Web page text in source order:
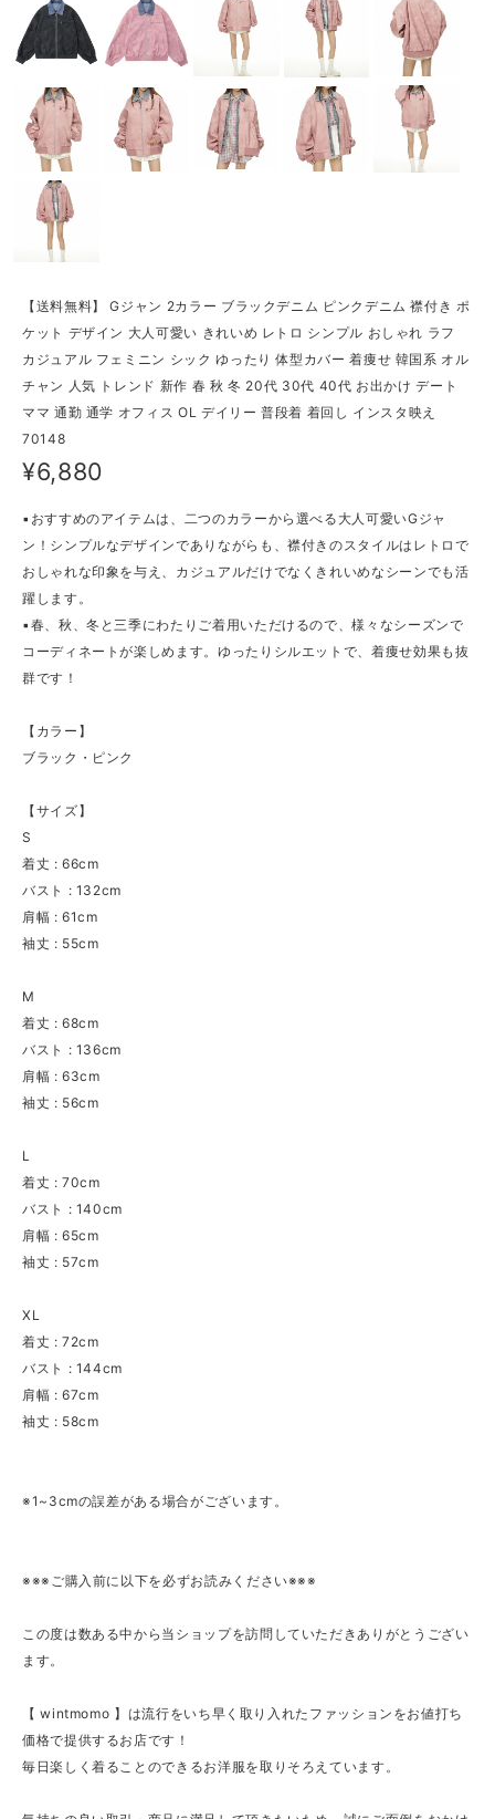
【送料無料】 Gジャン 2カラー ブラックデニム ピンクデニム 襟付き ポ
ケット デザイン 大人可愛い きれいめ レトロ シンプル おしゃれ ラフ
カジュアル フェミニン シック ゆったり 体型カバー 着痩せ 韓国系 オル
チャン 人気 トレンド 新作 春 秋 冬 20代 30代 40代 お出かけ デート
ママ 通勤 通学 オフィス OL デイリー 普段着 着回し インスタ映え
70148
¥6,880
▪おすすめのアイテムは、二つのカラーから選べる大人可愛いGジャ
ン！シンプルなデザインでありながらも、襟付きのスタイルはレトロで
おしゃれな印象を与え、カジュアルだけでなくきれいめなシーンでも活
躍します。
▪春、秋、冬と三季にわたりご着用いただけるので、様々なシーズンで
コーディネートが楽しめます。ゆったりシルエットで、着痩せ効果も抜
群です！
【カラー】
ブラック・ピンク
【サイズ】
S
着丈 : 66cm
バスト : 132cm
肩幅 : 61cm
袖丈 : 55cm
M
着丈 : 68cm
バスト : 136cm
肩幅 : 63cm
袖丈 : 56cm
L
着丈 : 70cm
バスト : 140cm
肩幅 : 65cm
袖丈 : 57cm
XL
着丈 : 72cm
バスト : 144cm
肩幅 : 67cm
袖丈 : 58cm
※1~3cmの誤差がある場合がございます。
※※※ご購入前に以下を必ずお読みください※※※
この度は数ある中から当ショップを訪問していただきありがとうござい
ます。
【 wintmomo 】は流行をいち早く取り入れたファッションをお値打ち
価格で提供するお店です！
毎日楽しく着ることのできるお洋服を取りそろえています。